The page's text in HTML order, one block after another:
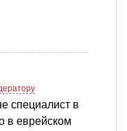
специалист в
в еврейском